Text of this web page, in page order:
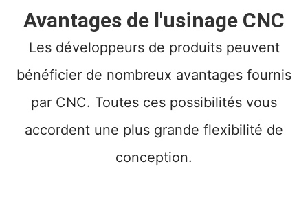
Avantages de l'usinage CNC
Les développeurs de produits peuvent
bénéficier de nombreux avantages fournis
par CNC. Toutes ces possibilités vous
accordent une plus grande flexibilité de
conception.